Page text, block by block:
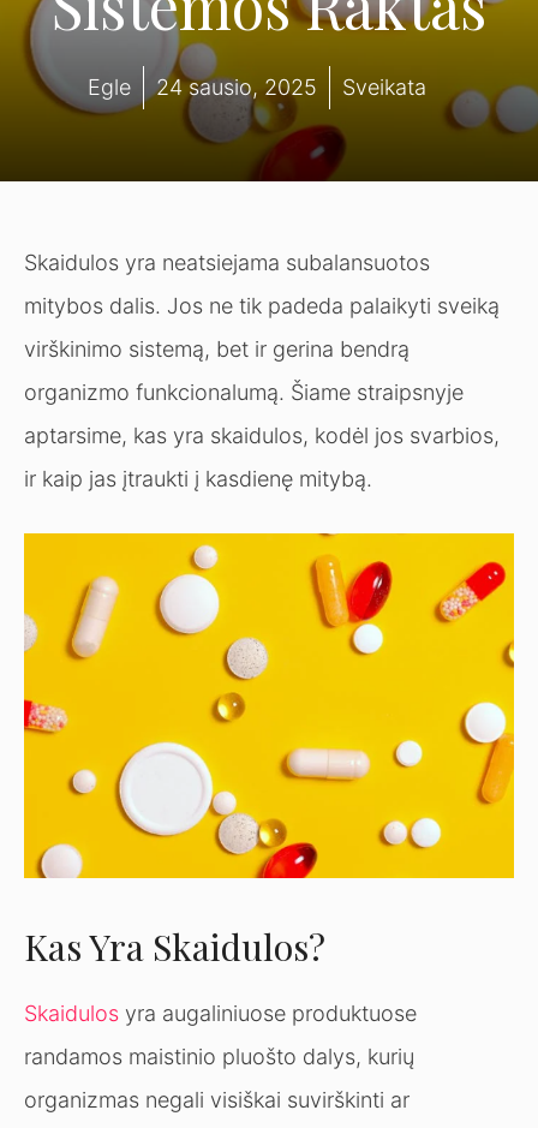
Egle 24 sausio, 2025 Sveikata
Skaidulos yra neatsiejama subalansuotos
mitybos dalis. Jos ne tik padeda palaikyti sveiką
virškinimo sistemą, bet ir gerina bendrą
organizmo funkcionalumą. Šiame straipsnyje
aptarsime, kas yra skaidulos, kodėl jos svarbios,
ir kaip jas įtraukti į kasdienę mitybą.
Kas Yra Skaidulos?
Skaidulos yra augaliniuose produktuose
randamos maistinio pluošto dalys, kurių
organizmas negali visiškai suvirškinti ar